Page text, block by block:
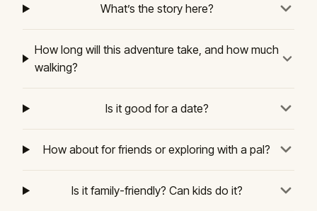
What’s the story here?
How long will this adventure take, and how much
walking?
Is it good for a date?
How about for friends or exploring with a pal?
Is it family-friendly? Can kids do it?